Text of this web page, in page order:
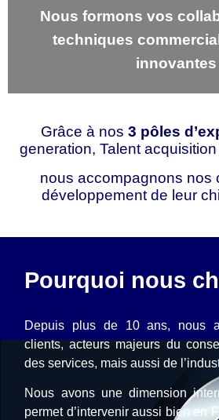
Nous formons vos
techniques
innovantes
Grâce à nos 3 pôles
generation, Talent
nous accompagnons nos
développement de leur
Pourquoi nous
Depuis plus de 10 ans, nous
clients, acteurs majeurs du
des services, mais aussi de
Nous avons une dimension
permet d’intervenir aussi bien en